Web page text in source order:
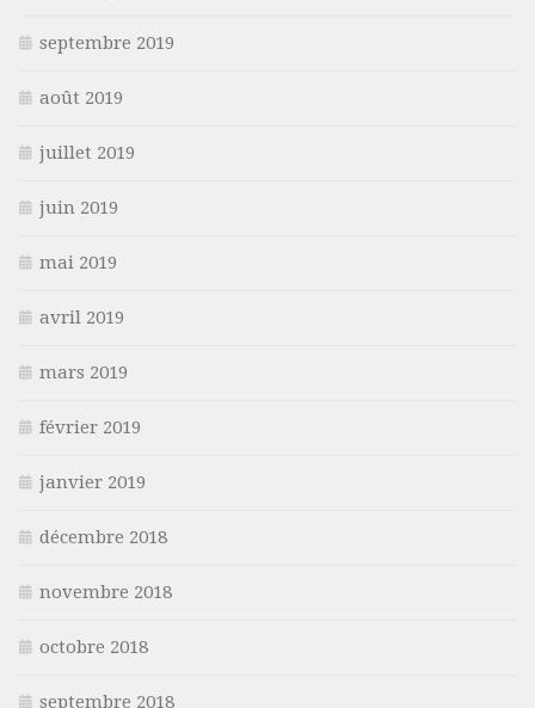
septembre 2019
août 2019
juillet 2019
juin 2019
mai 2019
avril 2019
mars 2019
février 2019
janvier 2019
décembre 2018
novembre 2018
octobre 2018
septembre 2018